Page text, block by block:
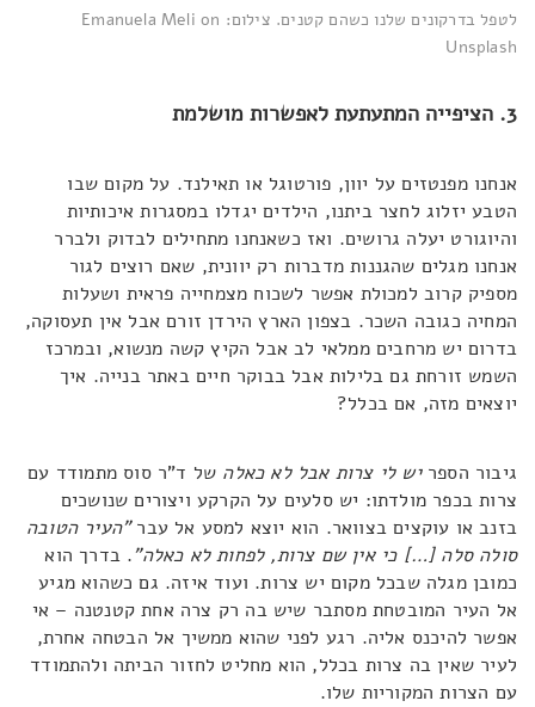
לטפל בדרקונים שלנו כשהם קטנים. צילום: Emanuela Meli on
Unsplash
3. הציפייה המתעתעת לאפשרות מושלמת
אנחנו מפנטזים על יוון, פורטוגל או תאילנד. על מקום שבו
הטבע יזלוג לחצר ביתנו, הילדים יגדלו במסגרות איכותיות
והיוגורט יעלה גרושים. ואז כשאנחנו מתחילים לבדוק ולברר
אנחנו מגלים שהגננות מדברות רק יוונית, שאם רוצים לגור
מספיק קרוב למכולת אפשר לשכוח מצמחייה פראית ושעלות
המחיה כגובה השכר. בצפון הארץ הירדן זורם אבל אין תעסוקה,
בדרום יש מרחבים ממלאי לב אבל הקיץ קשה מנשוא, ובמרכז
השמש זורחת גם בלילות אבל בבוקר חיים באתר בנייה. איך
יוצאים מזה, אם בכלל?
גיבור הספריש לי צרות אבל לא כאלה של ד"ר סוס מתמודד עם
צרות בכפר מולדתו: יש סלעים על הקרקע ויצורים שנושכים
בזנב או עוקצים בצוואר. הוא יוצא למסע אל עבר"העיר הטובה
סולה סלה […] כי אין שם צרות, לפחות לא כאלה". בדרך הוא
כמובן מגלה שבכל מקום יש צרות. ועוד איזה. גם כשהוא מגיע
אל העיר המובטחת מסתבר שיש בה רק צרה אחת קטנטנה – אי
אפשר להיכנס אליה. רגע לפני שהוא ממשיך אל הבטחה אחרת,
לעיר שאין בה צרות בכלל, הוא מחליט לחזור הביתה ולהתמודד
עם הצרות המקוריות שלו.